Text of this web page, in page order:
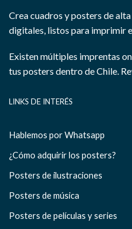
Crea cuadros y posters de
digitales, listos para imprimir
Existen múltiples imprentas
tus posters dentro de Chile.
LINKS DE INTERÉS
Hablemos por Whatsapp
¿Cómo adquirir los posters?
Posters de ilustraciones
Posters de música
Posters de películas y series